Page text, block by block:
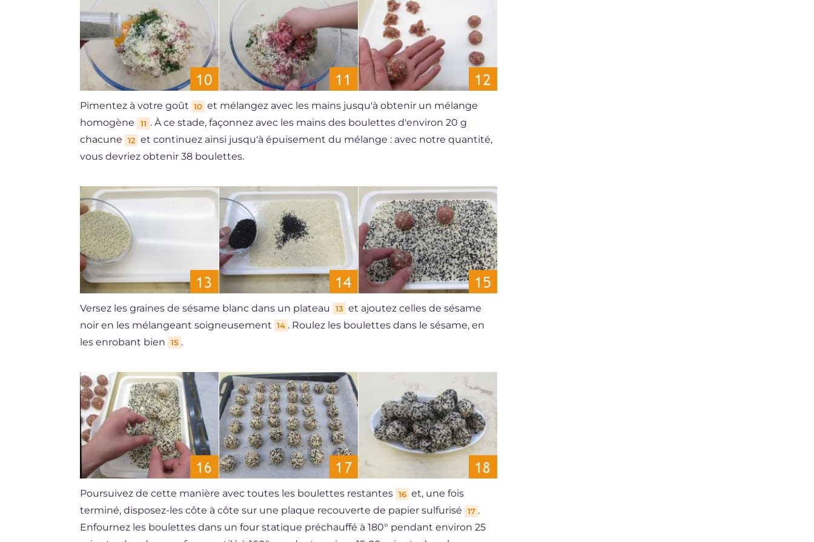
Pimentez à votre goût 10 et mélangez avec les mains jusqu'à obtenir un mélange
homogène
11 . À ce stade, façonnez avec les mains des boulettes d'environ 20 g
chacune
12 et continuez ainsi jusqu'à épuisement du mélange : avec notre quantité,
vous devriez obtenir 38 boulettes.
Versez les graines de sésame blanc dans un plateau 13 et ajoutez celles de sésame
noir en les mélangeant soigneusement 14 . Roulez les boulettes dans le sésame, en
les enrobant bien
15 .
Poursuivez de cette manière avec toutes les boulettes restantes 16 et, une fois
terminé, disposez-les côte à côte sur une plaque recouverte de papier sulfurisé
17 .
Enfournez les boulettes dans un four statique préchauffé à 180° pendant environ 25